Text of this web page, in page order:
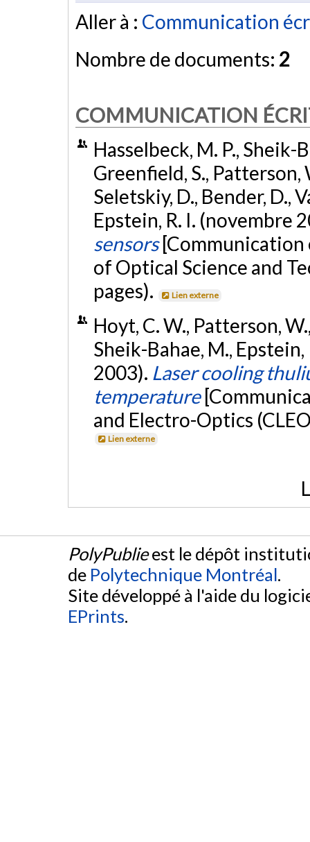
Aller à : Communication
Nombre de documents: 2
COMMUNICATION
Hasselbeck, M. P., Sheik-
Greenfield, S., Patterson,
Seletskiy, D., Bender, D.,
Epstein, R. I. (novembre
sensors
of Optical Science and
pages).
Lien externe
Hoyt, C. W., Patterson,
Sheik-Bahae, M.,
2003). Laser cooling
temperature
and Electro-Optics
Lien externe
PolyPublieest le dépôt
de Polytechnique Montréal.
Site développé à l'aide du
EPrints.